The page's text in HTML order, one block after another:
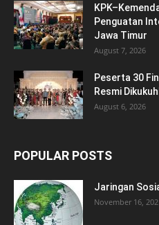
Penguatan
Jawa Timur
August 7, 2026
Peserta 30
Resmi
August 6, 2026
POPULAR POSTS
Jaringan
November 16,